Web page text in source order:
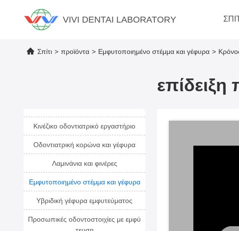
VIVI DENTAI LABORATORY
Σπίτι > προϊόντα > Εμφυτοποιημένο στέμμα και γέφυρα >
Κινέζικο οδοντιατρικό εργαστήριο
Οδοντιατρική κορώνα και γέφυρα
Λαμινάνια και φινέρες
Εμφυτοποιημένο στέμμα και γέφυρα
Υβριδική γέφυρα εμφυτεύματος
Προσωπικές οδοντοστοιχίες με εμφύ